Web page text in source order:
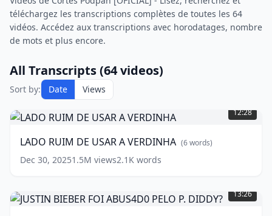
téléchargez les transcriptions complètes de toutes les 64
vidéos. Accédez aux transcriptions avec horodatages, nombre
de mots et plus encore.
All Transcripts (64videos)
Sort by: Date Views
LADO
RUIM
DE
A
VERDINHA (6
12:28
LADO RUIM DE USAR A VERDINHA (6words)
Dec 30, 20251.5M views2.1K words
BIEBER
FOI
13:26